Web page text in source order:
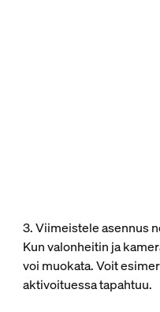
3. Viimeistele asennus
Kun valonheitin ja
voi muokata. Voit
aktivoituessa tapahtuu.